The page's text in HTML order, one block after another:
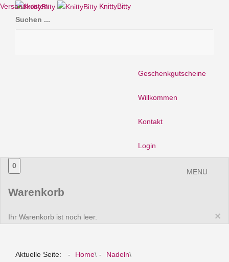
KnittyBitty
Suchen ...
Geschenkgutscheine
Willkommen
Kontakt
Login
MENU
0
Warenkorb
×
Ihr Warenkorb ist noch leer.
Aktuelle Seite: Home\ Nadeln\
Versandkosten